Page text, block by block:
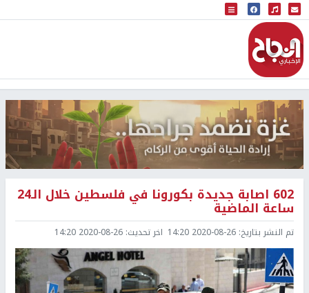
البث المباشر
إذاعة النجاح
602 اصابة جديدة بكورونا في فلسطين خلال الـ24
ساعة الماضية
تم النشر بتاريخ: 2020-08-26 14:20 اخر تحديث: 2020-08-26 14:20